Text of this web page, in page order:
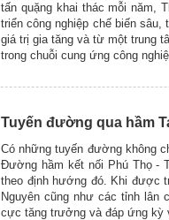
tấn quặng khai thác mỗi năm,
triển công nghiệp chế biến
giá trị gia tăng và từ một trung
trong chuỗi cung ứng công
Tuyến đường qua hầm
Có những tuyến đường không
Đường hầm kết nối Phú Thọ -
theo định hướng đó. Khi được
Nguyên cũng như các tỉnh lân
cực tăng trưởng và đáp ứng kỳ